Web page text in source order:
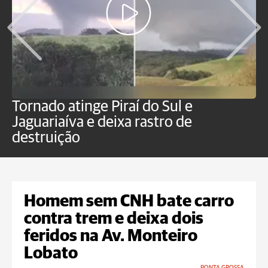
Tornado atinge Piraí do Sul e
Jaguariaíva e deixa rastro de
destruição
Homem sem CNH bate carro
contra trem e deixa dois
feridos na Av. Monteiro
Lobato